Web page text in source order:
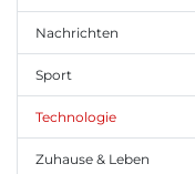
Nachrichten
Sport
Technologie
Zuhause & Leben